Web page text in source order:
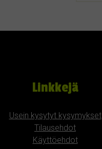
Linkkejä
Usein kysytyt kysymykset
Tilausehdot
Käyttöehdot